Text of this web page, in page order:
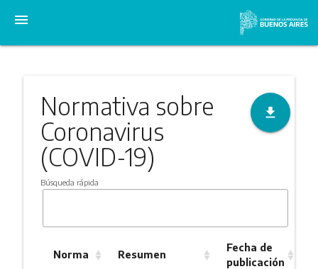
menu
Normativa sobre
Coronavirus
(COVID-19)
file_download
Búsqueda rápida
Norma Resumen
Fecha de
publicación